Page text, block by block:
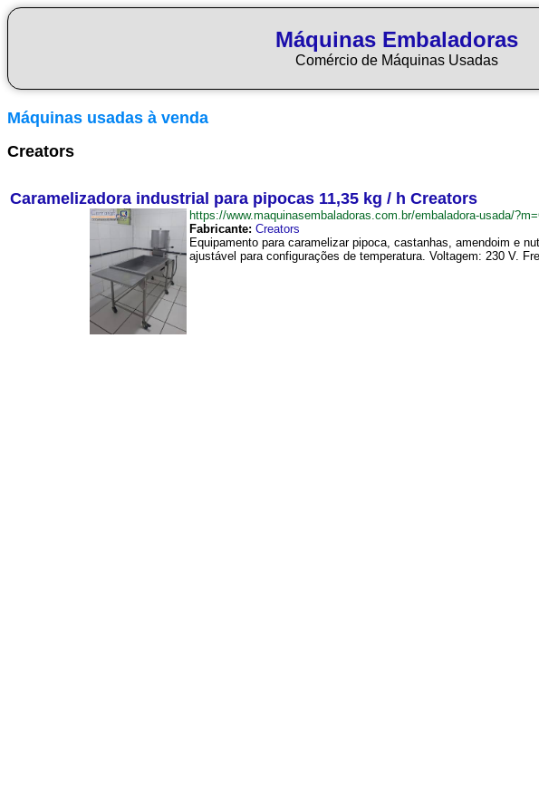
Máquinas Embaladoras
Comércio de Máquinas Usadas
Máquinas usadas à venda
Creators
Caramelizadora industrial para pipocas 11,35 kg / h Creators
https://www.maquinasembaladoras.com.br/embaladora-usada/
Fabricante: Creators
Equipamento para caramelizar pipoca, castanhas, amendoim e
ajustável para configurações de temperatura. Voltagem: 230 V.